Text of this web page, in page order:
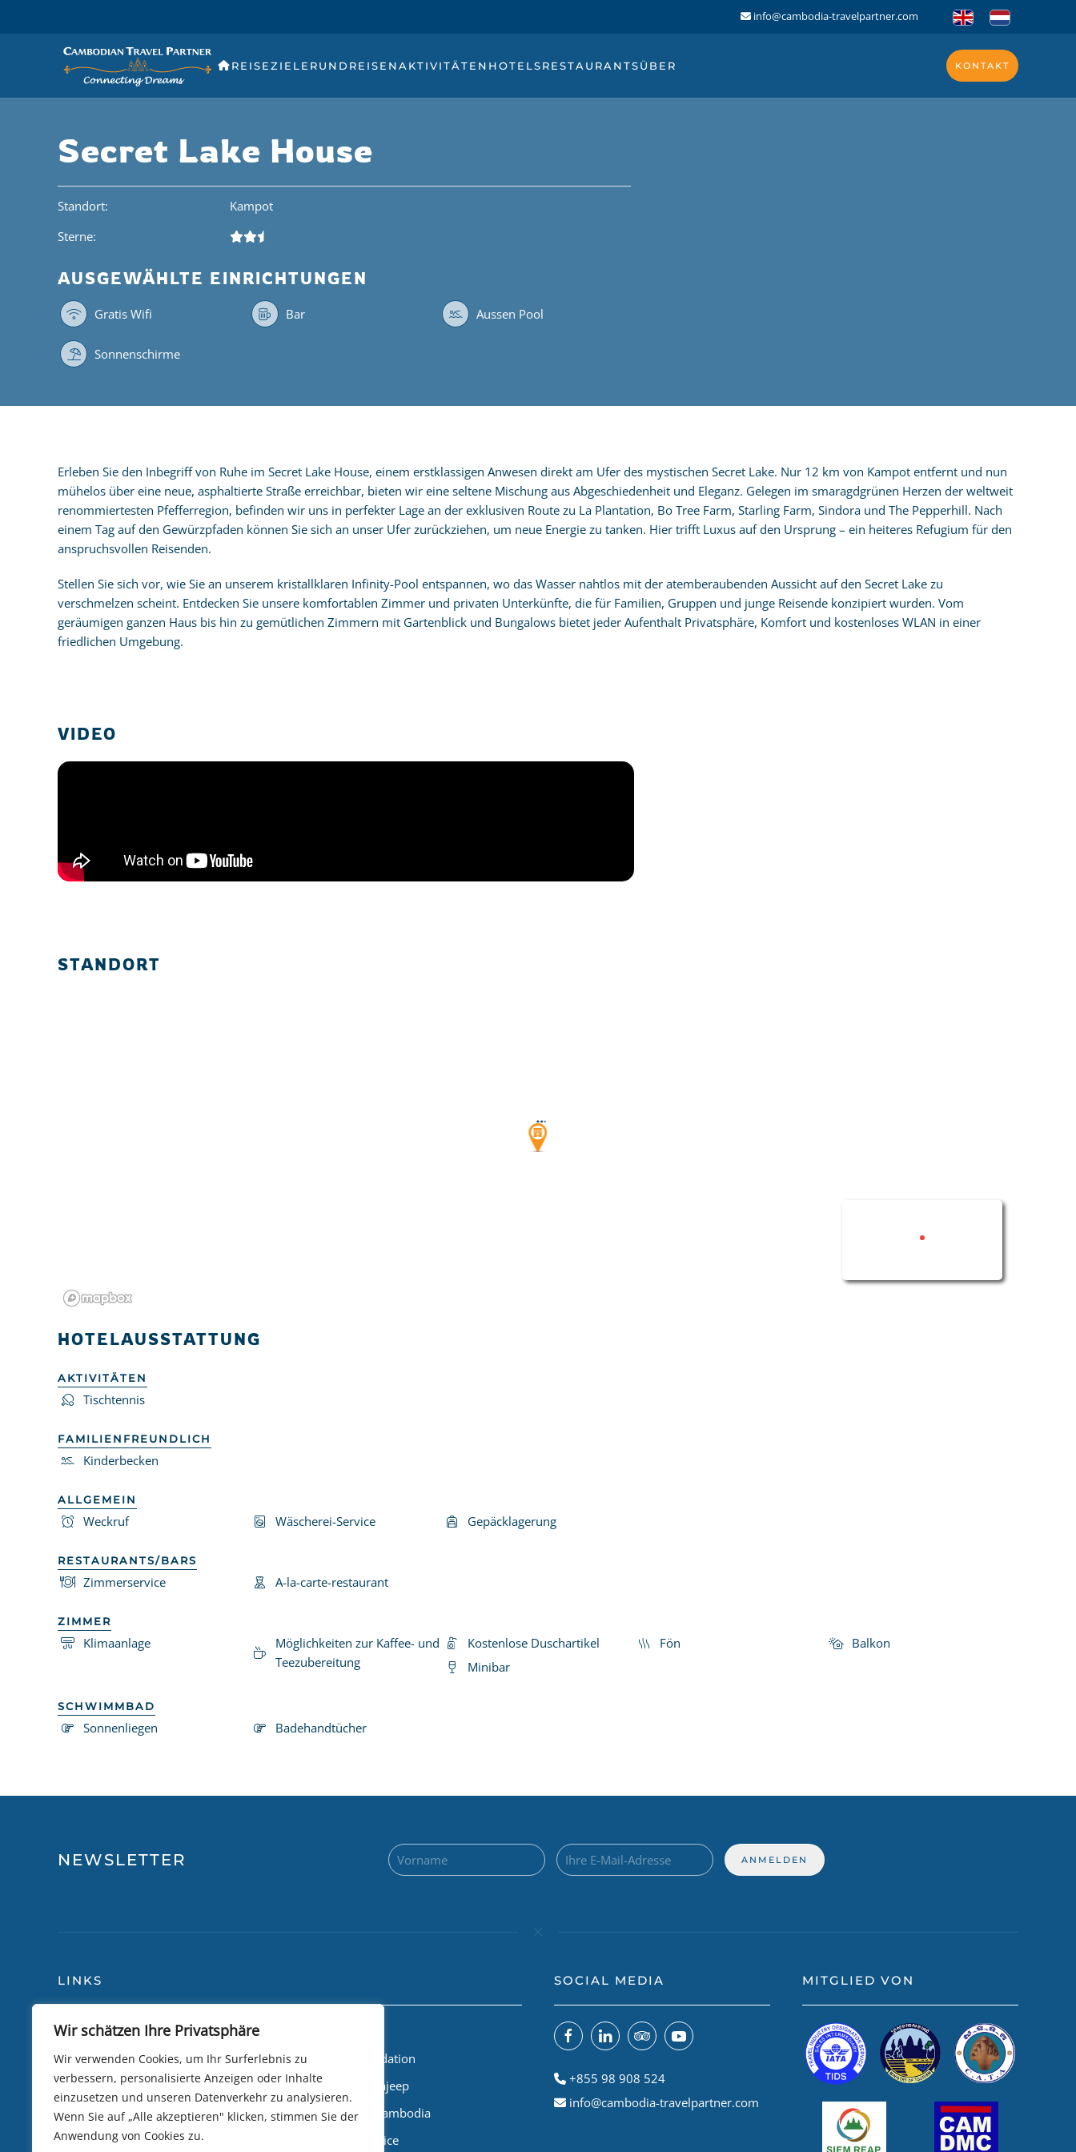
Wir schätzen Ihre Privatsphäre
Wir verwenden Cookies, um Ihr Surferlebnis zu
verbessern, personalisierte Anzeigen oder Inhalte
einzusetzen und unseren Datenverkehr zu analysieren.
Wenn Sie auf „Alle akzeptieren" klicken, stimmen Sie der
Anwendung von Cookies zu.
info@cambodia-travelpartner.com
REISEZIELE RUNDREISENAKTIVITÄTEN HOTELSRESTAURANTSÜBER KONTAKT
Secret Lake House
Standort:
Kampot
Sterne:
AUSGEWÄHLTE EINRICHTUNGEN
Gratis Wifi Bar Aussen Pool
Sonnenschirme
Erleben Sie den Inbegriff von Ruhe im Secret Lake House, einem erstklassigen Anwesen direkt am Ufer des mystischen Secret Lake. Nur 12 km von Kampot entfernt und nun
mühelos über eine neue, asphaltierte Straße erreichbar, bieten wir eine seltene Mischung aus Abgeschiedenheit und Eleganz. Gelegen im smaragdgrünen Herzen der weltweit
renommiertesten Pfefferregion, befinden wir uns in perfekter Lage an der exklusiven Route zu La Plantation, Bo Tree Farm, Starling Farm, Sindora und The Pepperhill. Nach
einem Tag auf den Gewürzpfaden können Sie sich an unser Ufer zurückziehen, um neue Energie zu tanken. Hier trifft Luxus auf den Ursprung – ein heiteres Refugium für den
anspruchsvollen Reisenden.
Stellen Sie sich vor, wie Sie an unserem kristallklaren Infinity-Pool entspannen, wo das Wasser nahtlos mit der atemberaubenden Aussicht auf den Secret Lake zu
verschmelzen scheint. Entdecken Sie unsere komfortablen Zimmer und privaten Unterkünfte, die für Familien, Gruppen und junge Reisende konzipiert wurden. Vom
geräumigen ganzen Haus bis hin zu gemütlichen Zimmern mit Gartenblick und Bungalows bietet jeder Aufenthalt Privatsphäre, Komfort und kostenloses WLAN in einer
friedlichen Umgebung.
VIDEO
STANDORT
HOTELAUSSTATTUNG
AKTIVITÄTEN
Tischtennis
FAMILIENFREUNDLICH
Kinderbecken
ALLGEMEIN
Weckruf Wäscherei-Service Gepäcklagerung
RESTAURANTS/BARS
Zimmerservice A-la-carte-restaurant
ZIMMER
Klimaanlage
Möglichkeiten zur Kaffee- und
Teezubereitung
Kostenlose Duschartikel Fön
Balkon
Minibar
SCHWIMMBAD
Sonnenliegen Badehandtücher
NEWSLETTER
LINKS
Blog
Reiseversicherung
Allgemeine Bedingungen
Datenschutzrichtlinie
Kundenbewertungen
Lily Foundation
Cambodiajeep
Triple A Cambodia
eSIM Service
SOCIAL MEDIA
+855 98 908 524
info@cambodia-travelpartner.com
MITGLIED VON